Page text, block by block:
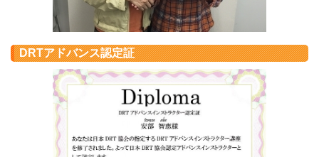
DRTアドバンス認定証